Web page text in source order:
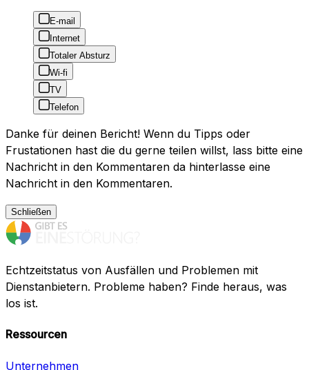
E-mail
Internet
Totaler Absturz
Wi-fi
TV
Telefon
Danke für deinen Bericht! Wenn du Tipps oder
Frustationen hast die du gerne teilen willst, lass bitte eine
Nachricht in den Kommentaren da hinterlasse eine
Nachricht in den Kommentaren.
Schließen
Echtzeitstatus von Ausfällen und Problemen mit
Dienstanbietern. Probleme haben? Finde heraus, was
los ist.
Ressourcen
Unternehmen